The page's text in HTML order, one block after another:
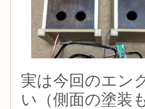
実は今回のエン
い（側面の塗装